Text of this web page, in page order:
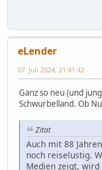
eLender
07. Juli 2024, 21:41:42
Ganz so neu (und
Schwurbelland. Ob
Zitat
Auch mit 88
noch reiselustig.
Medien zeigt,